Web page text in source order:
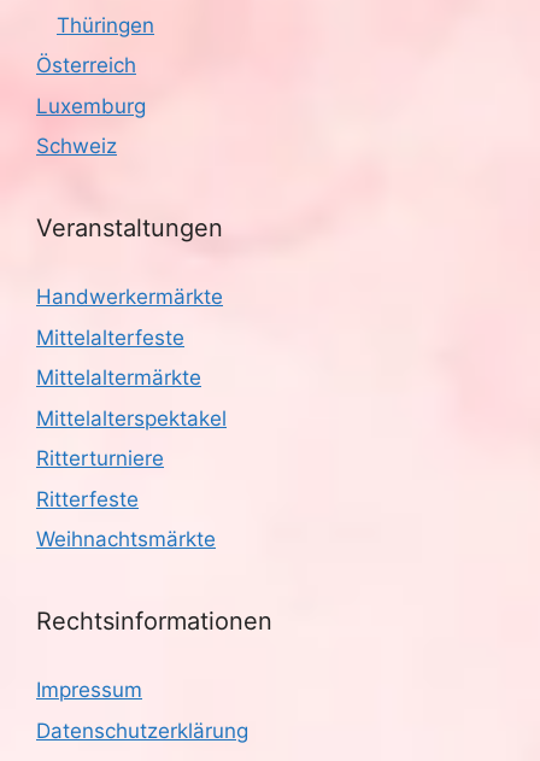
Thüringen
Österreich
Luxemburg
Schweiz
Veranstaltungen
Handwerkermärkte
Mittelalterfeste
Mittelaltermärkte
Mittelalterspektakel
Ritterturniere
Ritterfeste
Weihnachtsmärkte
Rechtsinformationen
Impressum
Datenschutzerklärung